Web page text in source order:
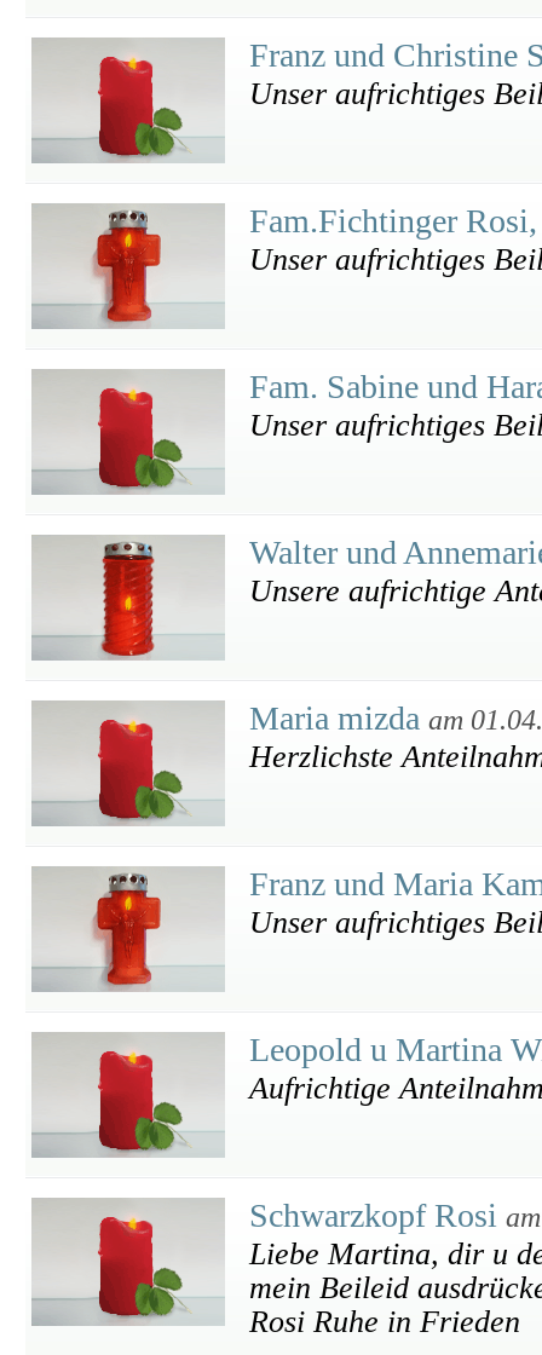
Franz und Christine
Unser aufrichtiges
Fam.Fichtinger
Unser aufrichtiges
Fam. Sabine und
Unser aufrichtiges
Walter und
Unsere aufrichtige
Maria mizda am
Herzlichste
Franz und Maria
Unser aufrichtiges
Leopold u Martina
Aufrichtige
Schwarzkopf Rosi
Liebe Martina, dir u
mein Beileid
Rosi Ruhe in Frieden